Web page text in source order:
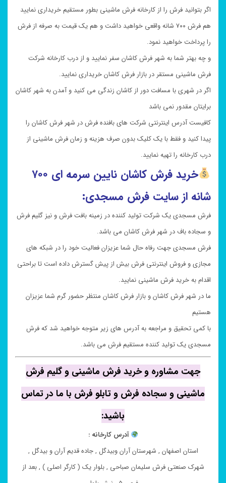
اگر بتوانید فرش را از کارخانه فرش ماشینی بطور مستقیم خریداری نمایید
هم فرش ۷۰۰ شانه واقعی خواهید داشت و هم یک قیمت به صرفه از فرش
را پرداخت خواهید نمود.
و چه بهتر شما به شهر فرش کاشان سفر نمایید و از درب کارخانه شرکت
فرش ماشینی مستقر در بازار فرش کاشان خریداری نمایید.
اگر در شهری با مسافت دور از کاشان زندگی می کنید و آمدن به شهر کاشان
برایتان مقدور نمی باشد
کافیست آدرس اینترنتی شرکت های بافنده فرش در شهر فرش کاشان را
پیدا کنید و فقط با یک کلیک بدون صرف هزینه و زمان فرش ماشینی از
درب کارخانه را تهیه نمایید.
خرید فرش کاشان نایین سرمه ای ۷۰۰
شانه از سایت فرش مسجدی:
فرش مسجدی یک شرکت تولید کننده در زمینه بافت فرش و نیز گلیم فرش
و سجاده باف در شهر فرش کاشان می باشد.
فرش مسجدی جهت رفاه حال شما عزیزان فعالیت خود را در شبکه های
مجازی و فروش اینترنتی فرش بیش از پیش گسترش داده است تا براحتی
اقدام به خرید فرش ماشینی نمایید.
ما در شهر فرش کاشان و بازار فرش کاشان منتظر حضور گرم شما عزیزان
هستیم
با کمی تحقیق و مراجعه به آدرس های زیر متوجه خواهید شد که فرش
مسجدی یک تولید کننده مستقیم فرش می باشد.
جهت مشاوره و خرید فرش ماشینی و گلیم فرش
ماشینی و سجاده فرش و تابلو فرش با ما در تماس
باشید:
آدرس کارخانه :
استان اصفهان , شهرستان آران وبیدگل , جاده قدیم آران و بیدگل ,
شهرک صنعتی فرش سلیمان صباحی , بلوار یک ( کارگر اصلی ) , بعد از